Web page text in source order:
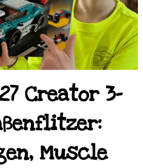
Creator 3-
Muscle